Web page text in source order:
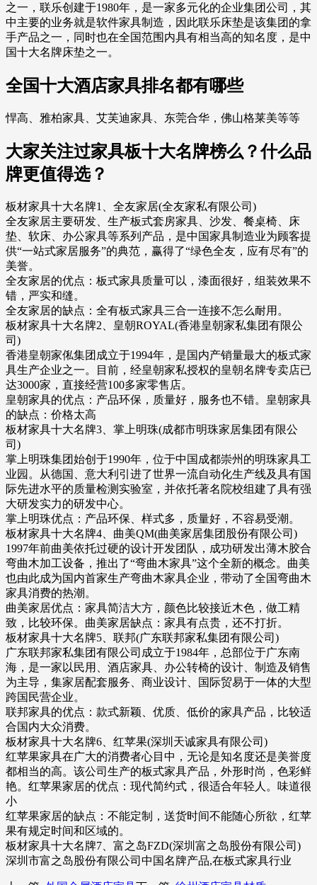
之一，联乐创建于1980年，是一家多元化的企业集团公司，其
中主要的业务就是软件家具制造，因此联乐床垫是该集团的拿
手产品之一，同时也在全国范围内具有相当高的知名度，是中
国十大名牌床垫之一。
全国十大酒店家具排名都有哪些
悍高、雅柏家具、艾芙迪家具、东莞合华，佛山格莱美等等
大家关注过家具板十大名牌榜么？什么品
牌更值得选？
板材家具十大名牌1、全友家居(全友家私有限公司)
全友家居主要研发、生产板式套房家具、沙发、餐桌椅、床
垫、软床、办公家具等系列产品，是中国家具制造业为顾客提
供“一站式家居服务”的典范，赢得了“绿色全友，应有尽有”的
美誉。
全友家居的优点：板式家具质量可以，漆面很好，组装效果不
错，严实和缝。
全友家居的缺点：全有板式家具三合一连接不怎么耐用。
板材家具十大名牌2、皇朝ROYAL(香港皇朝家私集团有限公
司)
香港皇朝家俬集团成立于1994年，是国内产销量最大的板式家
具生产企业之一。目前，经皇朝家私授权的皇朝名牌专卖店已
达3000家，直接经营100多家零售店。
皇朝家具的优点：产品环保，质量好，服务也不错。皇朝家具
的缺点：价格太高
板材家具十大名牌3、掌上明珠(成都市明珠家居集团有限公
司)
掌上明珠集团始创于1990年，位于中国成都崇州的明珠家具工
业园。从德国、意大利引进了世界一流自动化生产线及具有国
际先进水平的质量检测实验室，并依托著名院校组建了具有强
大研发实力的研发中心。
掌上明珠优点：产品环保、样式多，质量好，不容易受潮。
板材家具十大名牌4、曲美QM(曲美家居集团股份有限公司)
1997年前曲美依托过硬的设计开发团队，成功研发出薄木胶合
弯曲木加工设备，推出了“弯曲木家具”这个全新的概念。曲美
也由此成为国内首家生产弯曲木家具企业，带动了全国弯曲木
家具消费的热潮。
曲美家居优点：家具简洁大方，颜色比较接近木色，做工精
致，比较环保。曲美家居缺点：家具有点贵，还不打折。
板材家具十大名牌5、联邦(广东联邦家私集团有限公司)
广东联邦家私集团有限公司成立于1984年，总部位于广东南
海，是一家以民用、酒店家具、办公转椅的设计、制造及销售
为主导，集家居配套服务、商业设计、国际贸易于一体的大型
跨国民营企业。
联邦家具的优点：款式新颖、优质、低价的家具产品，比较适
合国内大众消费。
板材家具十大名牌6、红苹果(深圳天诚家具有限公司)
红苹果家具在广大的消费者心目中，无论是知名度还是美誉度
都相当的高。该公司生产的板式家具产品，外形时尚，色彩鲜
艳。红苹果家居的优点：现代简约式，很适合年轻人。味道很
小
红苹果家居的缺点：不能定制，送货时间不能随心所欲，红苹
果有规定时间和区域的。
板材家具十大名牌7、富之岛FZD(深圳富之岛股份有限公司)
深圳市富之岛股份有限公司中国名牌产品,在板式家具行业